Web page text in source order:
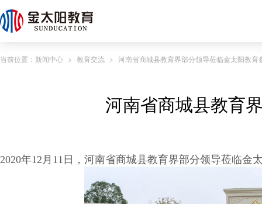
当前位置： 新闻中心 > 教育交流 > 河南省商城县教育界部分领导莅临金太阳教育
河南省商城县教育
2020年12月11日， 河南省商城县教育界部分领导莅临金